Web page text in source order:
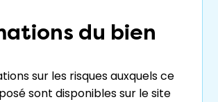
du bien
sur les risques auxquels ce
sont disponibles sur le site